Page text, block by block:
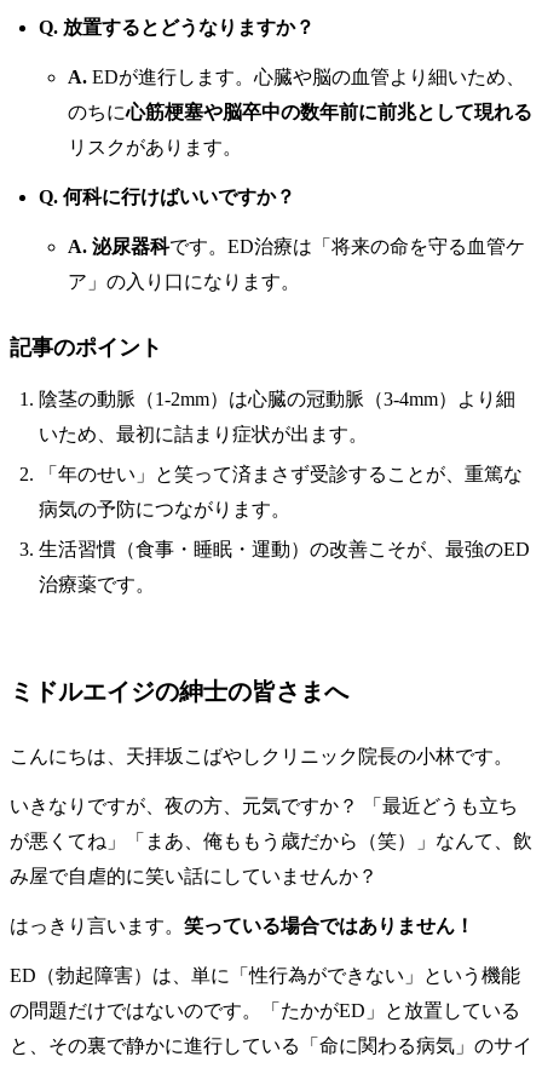
Q. 放置するとどうなりますか？
A. EDが進行します。心臓や脳の血管より細いため、
のちに心筋梗塞や脳卒中の数年前に前兆として現れる
リスクがあります。
Q. 何科に行けばいいですか？
A. 泌尿器科です。ED治療は「将来の命を守る血管ケ
ア」の入り口になります。
記事のポイント
陰茎の動脈（1-2mm）は心臓の冠動脈（3-4mm）より細
いため、最初に詰まり症状が出ます。
「年のせい」と笑って済まさず受診することが、重篤な
病気の予防につながります。
生活習慣（食事・睡眠・運動）の改善こそが、最強のED
治療薬です。
ミドルエイジの紳士の皆さまへ
こんにちは、天拝坂こばやしクリニック院長の小林です。
いきなりですが、夜の方、元気ですか？ 「最近どうも立ち
が悪くてね」「まあ、俺ももう歳だから（笑）」なんて、飲
み屋で自虐的に笑い話にしていませんか？
はっきり言います。 笑っている場合ではありません！
ED（勃起障害）は、単に「性行為ができない」という機能
の問題だけではないのです。「たかがED」と放置している
と、その裏で静かに進行している「命に関わる病気」のサイ